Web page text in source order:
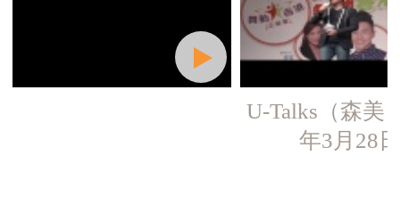
U-Talks（森美
年3月28日